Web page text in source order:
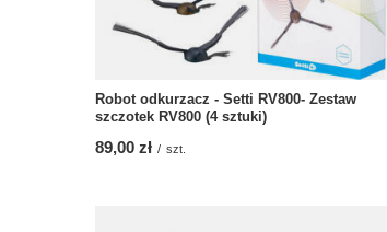
Robot odkurzacz - Setti RV800- Zestaw
szczotek RV800 (4 sztuki)
89,00 zł / szt.